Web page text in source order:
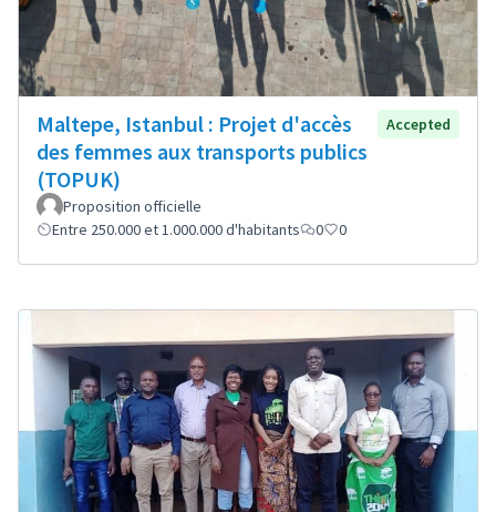
Maltepe, Istanbul : Projet d'accès
des femmes aux transports publics
(TOPUK)
Accepted
Proposition officielle
Entre 250.000 et 1.000.000 d'habitants
0 0